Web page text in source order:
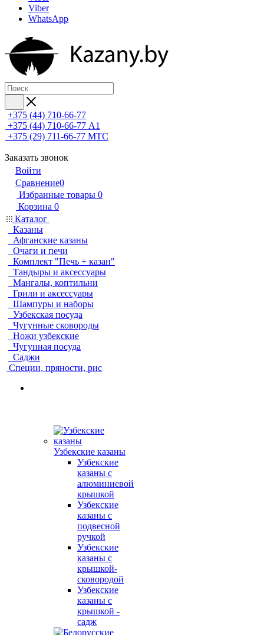
Viber
WhatsApp
+375 (44) 710-66-77
+375 (44) 710-66-77 А1
+375 (29) 711-66-77 МТС
Заказать звонок
Войти
Сравнение0
Избранные товары 0
Корзина 0
Каталог
Казаны
Афганские казаны
Очаги и печи
Комплект "Печь + казан"
Тандыры и аксессуары
Мангалы, коптильни
Грили и аксессуары
Шампуры и наборы
Узбекская посуда
Чугунные сковороды
Ножи узбекские
Чугунная посуда
Саджи
Специи, пряности, рис
Узбекские казаны
Узбекские
казаны с
алюминиевой
крышкой
Узбекские
казаны с
подвесной
ручкой
Узбекские
казаны с
крышкой-
сковородой
Узбекские
казаны с
крышкой -
садж